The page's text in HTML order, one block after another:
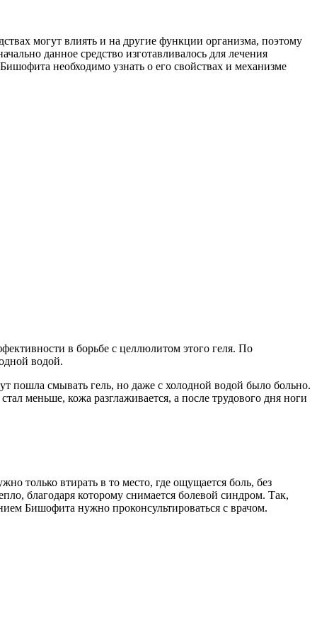
могут влиять и на другие функции организма, поэтому
данное средство изготавливалось для лечения
необходимо узнать о его свойствах и механизме
в борьбе с целлюлитом этого геля. По
водой.
пошла смывать гель, но даже с холодной водой было больно.
меньше, кожа разглаживается, а после трудового дня ноги
только втирать в то место, где ощущается боль, без
благодаря которому снимается болевой синдром. Так,
Бишофита нужно проконсультироваться с врачом.